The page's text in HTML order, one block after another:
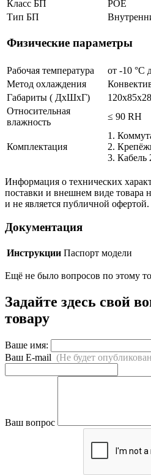
Класс БП
POE
Тип БП
Физические параметры
Рабочая температура
от -10 °С
Метод охлаждения
Габариты ( ДхШхГ)
Относительная
влажность
≤ 90 RH
Комплектация
1.
2.
3. Кабель
Информация о технических
поставки и внешнем виде товара
и не является публичной офертой.
Документация
Инструкции Паспорт модели
Ещё не было вопросов по этому
Задайте здесь свой
товару
Ваше имя:
Ваш E-mail (Не будет
Ваш вопрос